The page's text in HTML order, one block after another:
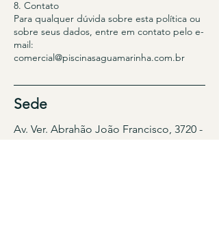
8. Contato
Para qualquer dúvida sobre esta política ou
sobre seus dados, entre em contato pelo e-
mail:
comercial@piscinasaguamarinha.com.br
Sede
Av. Ver. Abrahão João Francisco, 3720 -